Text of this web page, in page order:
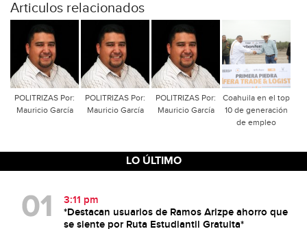
Articulos relacionados
POLITRIZAS Por:
Mauricio García
POLITRIZAS Por:
Mauricio García
POLITRIZAS Por:
Mauricio García
Coahuila en el top
10 de generación
de empleo
LO ÚLTIMO
3:11 pm
*Destacan usuarios de Ramos Arizpe ahorro que
se siente por Ruta Estudiantil Gratuita*